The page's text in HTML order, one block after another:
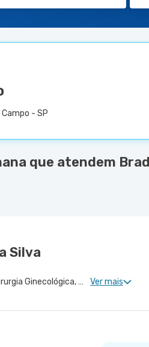
- SP
que atendem
Silva
Ginecologia Clinica, Obstetrícia Clinica, Cirurgia Ginecológica, Núcleo de Endometriose, Cirurgia Oncológica Ginecológica, Uroginecologia, Cirurgia Robótica Ginecológica, Reprodução Humana, Ginecologia Oncológica, Miomatose Uterina(Miomas), Ginecologia Videohisteroscopia Ver mais